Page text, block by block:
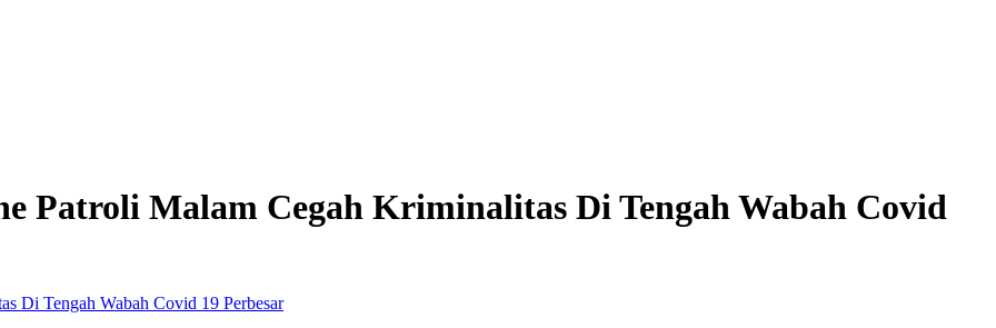
Patroli Malam Cegah Kriminalitas Di Tengah Wabah Covid
Perbesar